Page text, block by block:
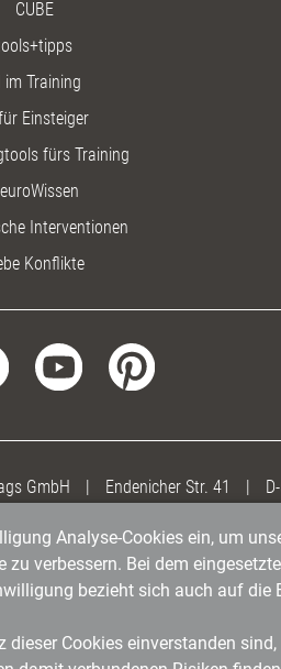
CUBE
im Training
Einsteiger
fürs Training
Interventionen
Konflikte
GmbH | Endenicher Str. 41 |
Analyse-Cookies ein, um
zu verbessern. Bei dem
bezieht sich auch auf
dieser Cookies einverstanden